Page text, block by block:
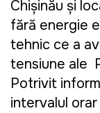
Chișinău și
fără energie
tehnic ce a
tensiune ale
Potrivit
intervalul orar